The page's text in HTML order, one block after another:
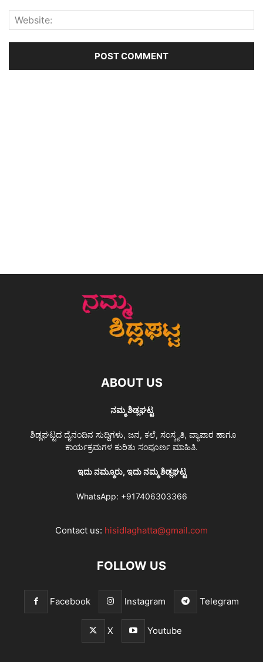
ABOUT US
ನಮ್ಮ ಶಿಡ್ಲಘಟ್ಟ
ಶಿಡ್ಲಘಟ್ಟದ ದೈನಂದಿನ ಸುದ್ದಿಗಳು, ಜನ, ಕಲೆ, ಸಂಸ್ಕೃತಿ, ವ್ಯಾಪಾರ ಹಾಗೂ
ಕಾರ್ಯಕ್ರಮಗಳ ಕುರಿತು ಸಂಪೂರ್ಣ ಮಾಹಿತಿ.
ಇದು ನಮ್ಮೂರು, ಇದು ನಮ್ಮ ಶಿಡ್ಲಘಟ್ಟ
WhatsApp: +917406303366
Contact us: hisidlaghatta@gmail.com
FOLLOW US
Facebook Instagram Telegram
X Youtube